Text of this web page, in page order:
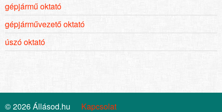
gépjármű oktató
gépjárművezető oktató
úszó oktató
© 2026 Állásod.hu Kapcsolat